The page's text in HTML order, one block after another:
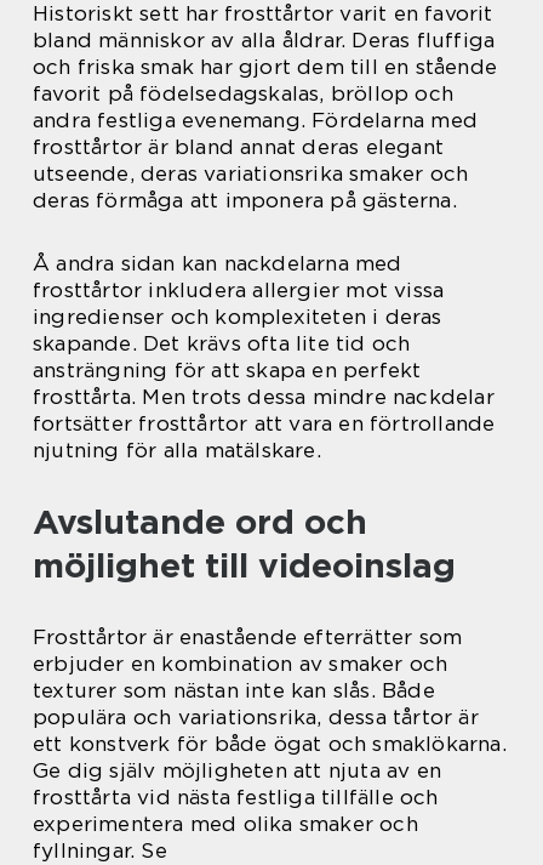
Historiskt sett har frosttårtor varit en favorit
bland människor av alla åldrar. Deras fluffiga
och friska smak har gjort dem till en stående
favorit på födelsedagskalas, bröllop och
andra festliga evenemang. Fördelarna med
frosttårtor är bland annat deras elegant
utseende, deras variationsrika smaker och
deras förmåga att imponera på gästerna.
Å andra sidan kan nackdelarna med
frosttårtor inkludera allergier mot vissa
ingredienser och komplexiteten i deras
skapande. Det krävs ofta lite tid och
ansträngning för att skapa en perfekt
frosttårta. Men trots dessa mindre nackdelar
fortsätter frosttårtor att vara en förtrollande
njutning för alla matälskare.
Avslutande ord och
möjlighet till videoinslag
Frosttårtor är enastående efterrätter som
erbjuder en kombination av smaker och
texturer som nästan inte kan slås. Både
populära och variationsrika, dessa tårtor är
ett konstverk för både ögat och smaklökarna.
Ge dig själv möjligheten att njuta av en
frosttårta vid nästa festliga tillfälle och
experimentera med olika smaker och
fyllningar. Se